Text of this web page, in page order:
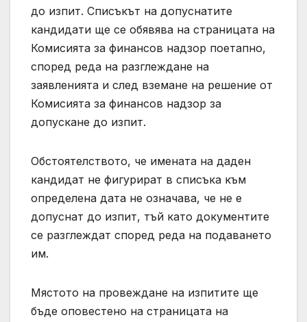
до изпит. Списъкът на допуснатите
кандидати ще се обявява на страницата на
Комисията за финансов надзор поетапно,
според реда на разглеждане на
заявленията и след вземане на решение от
Комисията за финансов надзор за
допускане до изпит.
Обстоятелството, че имената на даден
кандидат не фигурират в списъка към
определена дата не означава, че не е
допуснат до изпит, тъй като документите
се разглеждат според реда на подаването
им.
Мястото на провеждане на изпитите ще
бъде оповестено на страницата на